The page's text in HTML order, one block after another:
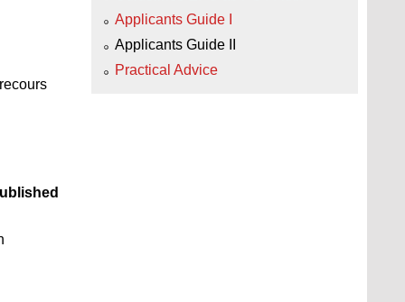
Applicants Guide I
Applicants Guide II
Practical Advice